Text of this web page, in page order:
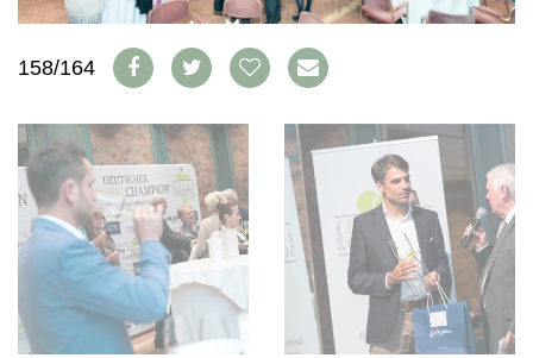
ABO
AUSGABE
ARCHIV
BÜCHER
WEINSZENE
VINOPHILES
ANMELDEN
GEWINNSPIELE
VORTEILSWELT
TRINKREIFETABELLE
ABO
WEINSUCHE
NEWSLETTER
WINE TRADE CLUB
REDAKTION
158/164